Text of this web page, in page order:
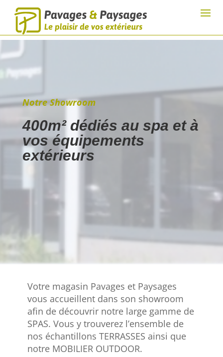
Notre Showroom
400m² dédiés au spa et à
vos équipements
extérieurs
Votre magasin Pavages et Paysages
vous accueillent dans son showroom
afin de découvrir notre large gamme de
SPAS. Vous y trouverez l’ensemble de
nos échantillons TERRASSES ainsi que
notre MOBILIER OUTDOOR.